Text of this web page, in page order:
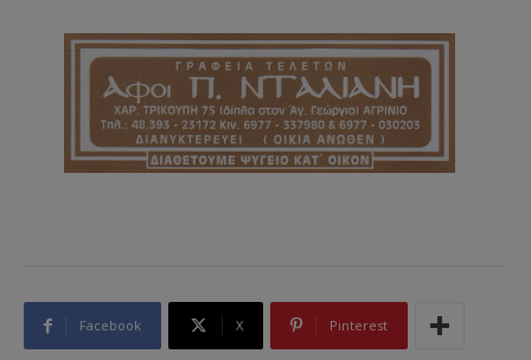
Facebook X Pinterest